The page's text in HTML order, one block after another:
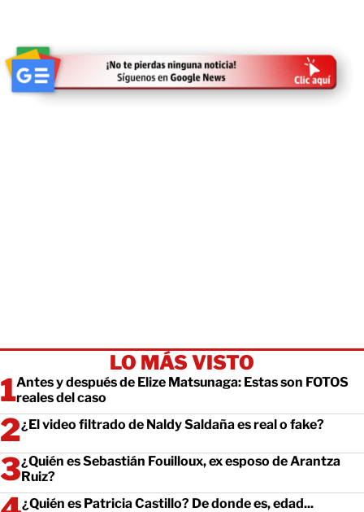
LO MÁS VISTO
Antes y después de Elize Matsunaga: Estas son FOTOS
reales del caso
¿El video filtrado de Naldy Saldaña es real o fake?
¿Quién es Sebastián Fouilloux, ex esposo de Arantza
Ruiz?
¿Quién es Patricia Castillo? De donde es, edad...